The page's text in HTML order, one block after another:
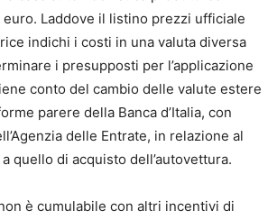
Laddove il listino prezzi ufficiale
indichi i costi in una valuta diversa
i presupposti per l’applicazione
conto del cambio delle valute estere
parere della Banca d’Italia, con
delle Entrate, in relazione al
quello di acquisto dell’autovettura.
è cumulabile con altri incentivi di